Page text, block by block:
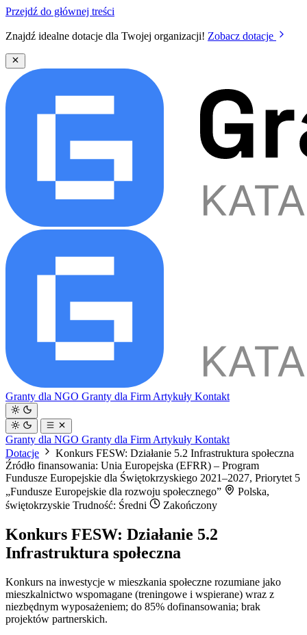
Przejdź do głównej treści
Znajdź idealne dotacje dla Twojej organizacji! Zobacz dotacje
Granty dla NGO Granty dla Firm Artykuły Kontakt
Granty dla NGO Granty dla Firm Artykuły Kontakt
Dotacje
Konkurs FESW: Działanie 5.2 Infrastruktura społeczna
Źródło finansowania: Unia Europejska (EFRR) – Program
Fundusze Europejskie dla Świętokrzyskiego 2021–2027, Priorytet 5
„Fundusze Europejskie dla rozwoju społecznego”
Polska,
świętokrzyskie Trudność: Średni Zakończony
Konkurs FESW: Działanie 5.2
Infrastruktura społeczna
Konkurs na inwestycje w mieszkania społeczne rozumiane jako
mieszkalnictwo wspomagane (treningowe i wspierane) wraz z
niezbędnym wyposażeniem; do 85% dofinansowania; brak
projektów partnerskich.